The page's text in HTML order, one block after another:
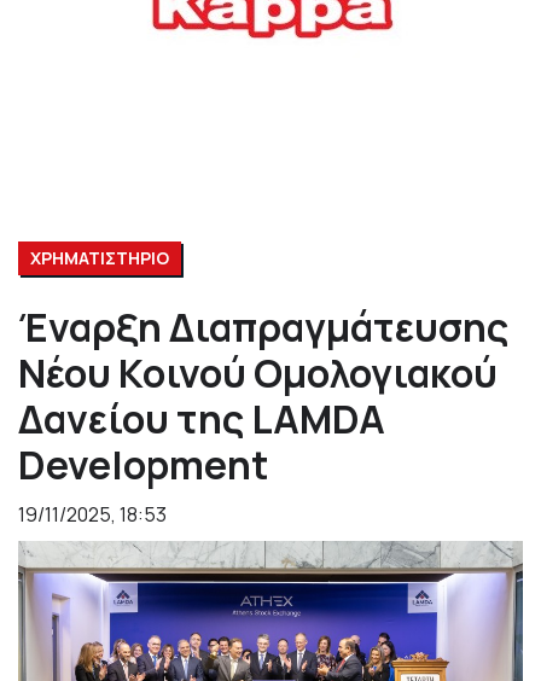
ΧΡΗΜΑΤΙΣΤΗΡΙΟ
Έναρξη Διαπραγμάτευσης
Νέου Κοινού Ομολογιακού
Δανείου της LAMDA
Development
19/11/2025, 18:53